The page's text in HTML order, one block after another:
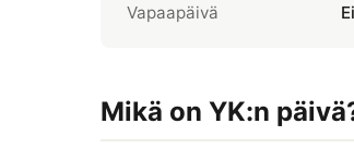
Vapaapäivä
Ei
Mikä on YK:n